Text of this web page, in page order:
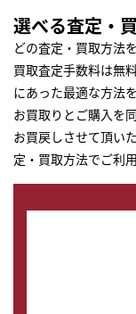
選べる査定・
どの査定・買取方法
買取査定手数料は無
にあった最適な方法
お買取りとご購入を
お買戻しさせて頂い
定・買取方法でご利